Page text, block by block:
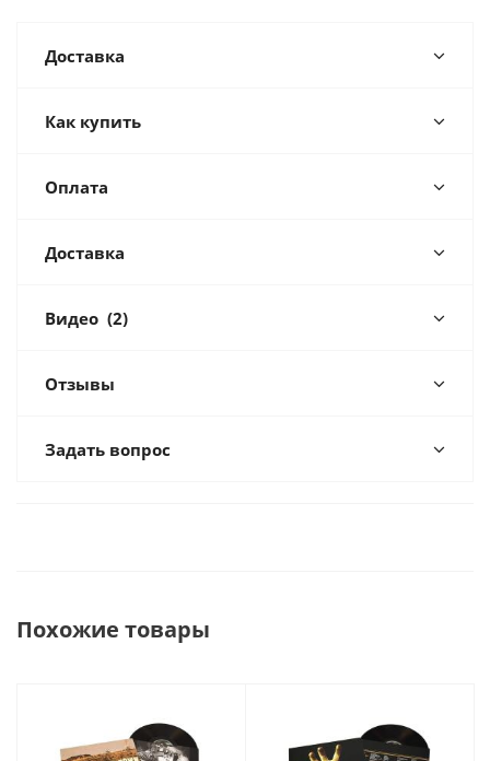
Доставка
Как купить
Оплата
Доставка
Видео (2)
Отзывы
Задать вопрос
Похожие товары